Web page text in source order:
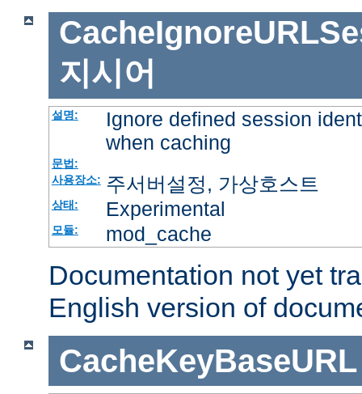
지시어
설명:
Ignore defined session
when caching
문법:
사용장소: 주서버설정, 가상호스트
상태: Experimental
모듈: mod_cache
Documentation not yet
English version of
CacheKeyBaseURL